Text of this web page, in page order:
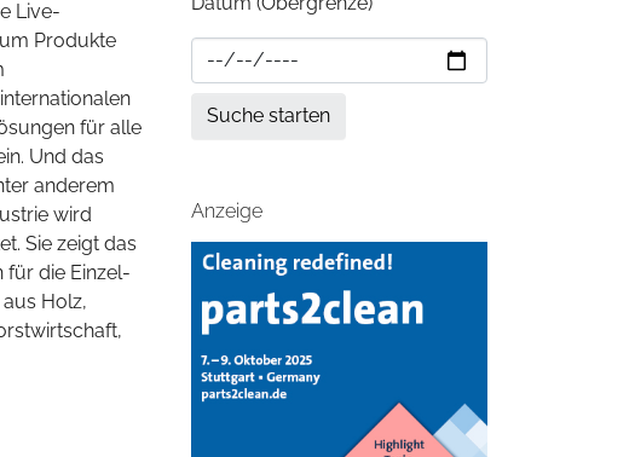
Live-
Produkte
für alle
Und das
anderem
wird
Sie zeigt das
für die Einzel-
Holz,
Anzeige